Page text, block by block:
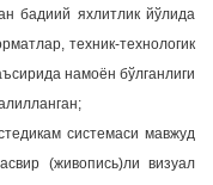
бадиий яхлитлик йўлида
техник-технологик
намоён бўлганлиги
системаси мавжуд
(живопись)ли визуал